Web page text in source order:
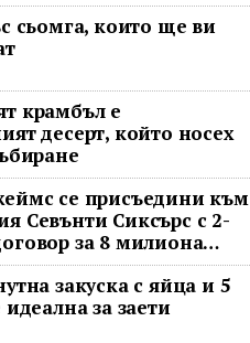
сьомга, които ще ви
крамбъл е
десерт, който носех
се присъедини към
Севънти Сиксърс с 2-
за 8 милиона
закуска с яйца и 5
идеална за заети